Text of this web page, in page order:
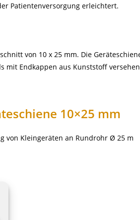
Patientenversorgung erleichtert.
von 10 x 25 mm. Die
mit Endkappen aus Kunststoff
10×25 mm
von Kleingeräten an Rundrohr Ø 25 m